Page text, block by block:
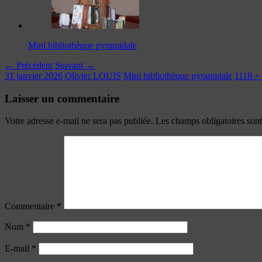
Mini bibliothèque pyramidale
← Précédent Suivant →
31 janvier 2026 Olivier LOUIS Mini bibliothèque pyramidale 1118
Laisser un commentaire
Votre adresse e-mail ne sera pas publiée. Les champs obligatoires
Commentaire *
Nom *
E-mail *